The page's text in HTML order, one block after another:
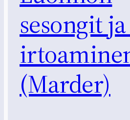
sesongit
(Marder)